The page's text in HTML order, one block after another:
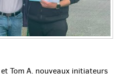
Tom A. nouveaux initiateurs